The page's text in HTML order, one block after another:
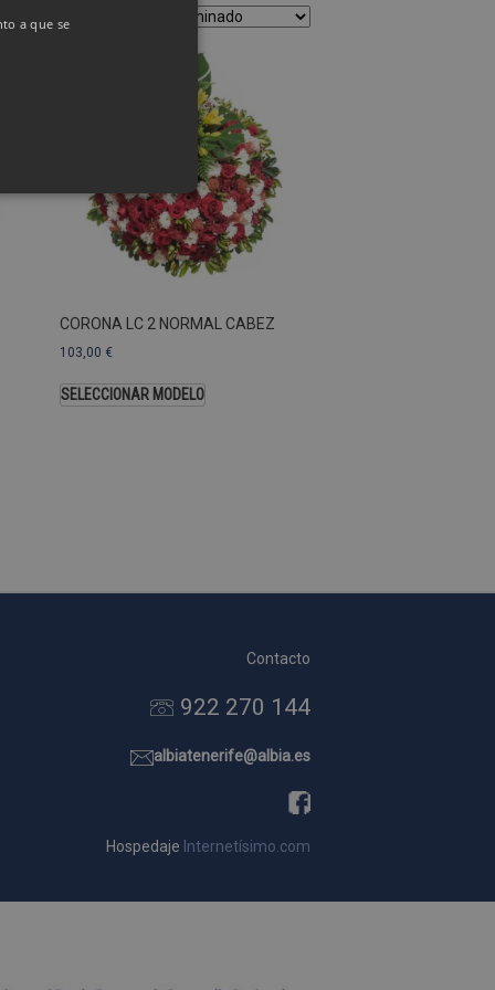
CORONA LC 2 NORMAL CABEZ
103,00 €
SELECCIONAR MODELO
Contacto
922 270 144
albiatenerife@albia.es
Hospedaje Internetísimo.com
a que se
cookies no se pueden
Analytics, que es
un número
Se incluye en cada
los datos de visitantes,